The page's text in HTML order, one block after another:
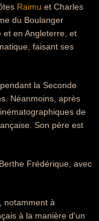
Raimu et Charles
du Boulanger
et en Angleterre, et
faisant ses
la Seconde
Néanmoins, après
de
Son père est
Frédérique, avec
notamment à
à la manière d'un